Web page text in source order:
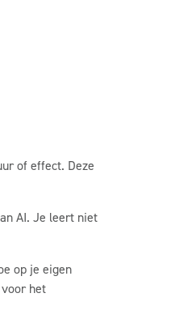
of effect. Deze
AI. Je leert niet
op je eigen
het